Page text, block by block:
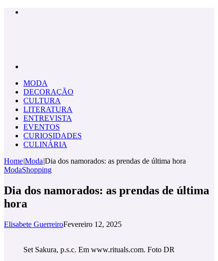
MODA
DECORAÇÃO
CULTURA
LITERATURA
ENTREVISTA
EVENTOS
CURIOSIDADES
CULINÁRIA
Home|Moda|Dia dos namorados: as prendas de última hora
ModaShopping
Dia dos namorados: as prendas de última
hora
Elisabete GuerreiroFevereiro 12, 2025
Set Sakura, p.s.c. Em www.rituals.com. Foto DR